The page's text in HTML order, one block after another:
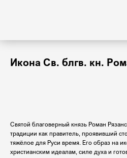
Икона Св. блгв. кн.
Святой благоверный князь Роман
традиции как правитель, проявивший
тяжёлое для Руси время. Его образ на
христианским идеалам, силе духа и